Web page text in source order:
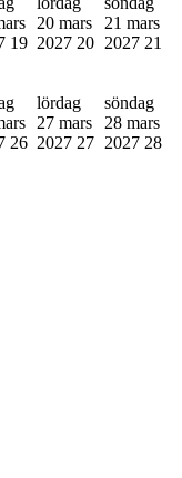
19
20 mars
2027 20
21 mars
2027 21
26
lördag
27 mars
2027 27
söndag
28 mars
2027 28